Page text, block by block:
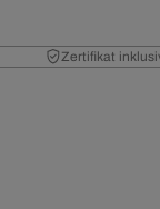
Zertifikat